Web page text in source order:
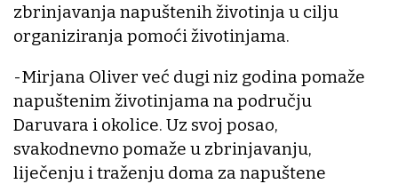
zbrinjavanja napuštenih životinja u cilju
organiziranja pomoći životinjama.
-Mirjana Oliver već dugi niz godina pomaže
napuštenim životinjama na području
Daruvara i okolice. Uz svoj posao,
svakodnevno pomaže u zbrinjavanju,
liječenju i traženju doma za napuštene